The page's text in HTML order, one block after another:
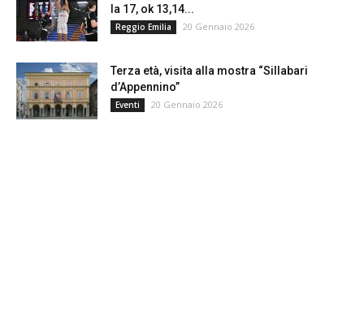
la 17, ok 13,14...
Reggio Emilia 20 Gennaio 2026
Terza età, visita alla mostra “Sillabari
d’Appennino”
Eventi 20 Gennaio 2026